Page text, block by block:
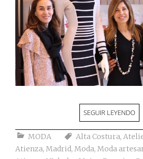
SEGUIR LEYENDO
MODA Alta Costura,
Atienza, Madrid, Moda, Moda